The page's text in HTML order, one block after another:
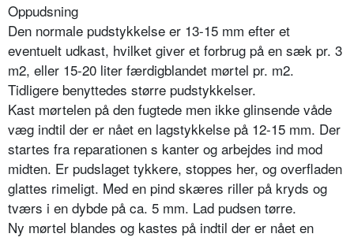
Oppudsning
Den normale pudstykkelse er 13-15 mm efter et
eventuelt udkast, hvilket giver et forbrug på en sæk pr. 3
m2, eller 15-20 liter færdigblandet mørtel pr. m2.
Tidligere benyttedes større pudstykkelser.
Kast mørtelen på den fugtede men ikke glinsende våde
væg indtil der er nået en lagstykkelse på 12-15 mm. Der
startes fra reparationen s kanter og arbejdes ind mod
midten. Er pudslaget tykkere, stoppes her, og overfladen
glattes rimeligt. Med en pind skæres riller på kryds og
tværs i en dybde på ca. 5 mm. Lad pudsen tørre.
Ny mørtel blandes og kastes på indtil der er nået en